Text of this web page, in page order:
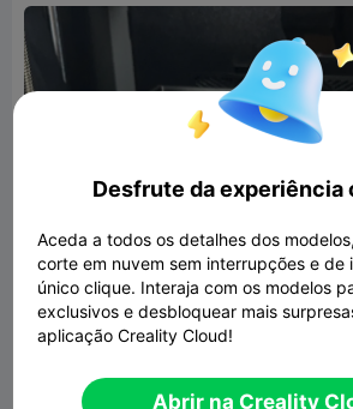
Desfrute da experiência
Aceda a todos os detalhes dos
corte em nuvem sem interrupções e de
único clique. Interaja com os modelos
exclusivos e desbloquear mais
aplicação Creality Cloud!
Abrir na Creality